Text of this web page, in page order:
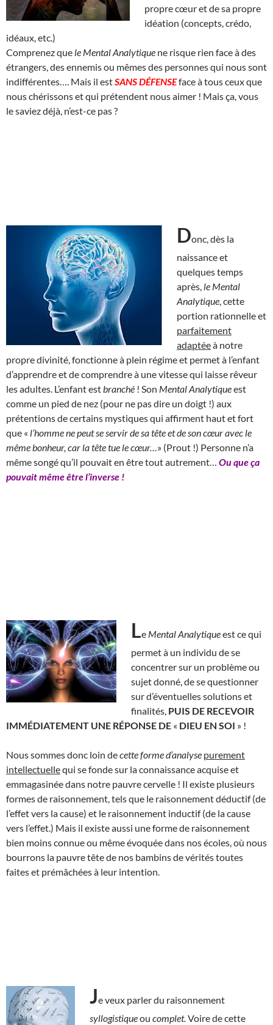
propre cœur et de sa propre
idéation (concepts, crédo,
idéaux, etc.)
Comprenez que le Mental Analytique ne risque rien face à des
étrangers, des ennemis ou mêmes des personnes qui nous sont
indifférentes…. Mais il estSANS DÉFENSEface à tous ceux que
nous chérissons et qui prétendent nous aimer ! Mais ça, vous
le saviez déjà, n’est-ce pas ?
Donc, dès la
naissance et
quelques temps
après, le Mental
Analytique , cette
portion rationnelle et
parfaitement
adaptéeà notre
propre divinité, fonctionne à plein régime et permet à l’enfant
d’apprendre et de comprendre à une vitesse qui laisse rêveur
les adultes. L’enfant est branché ! Son Mental Analytiqueest
comme un pied de nez (pour ne pas dire un doigt !) aux
prétentions de certains mystiques qui affirment haut et fort
que « l’homme ne peut se servir de sa tête et de son cœur avec le
même bonheur, car la tête tue le cœur… » (Prout !) Personne n’a
même songé qu’il pouvait en être tout autrement… Ou que ça
pouvait même être l’inverse !
Le Mental Analytiqueest ce qui
permet à un individu de se
concentrer sur un problème ou
sujet donné, de se questionner
sur d’éventuelles solutions et
finalités, PUIS DE RECEVOIR
IMMÉDIATEMENT UNE RÉPONSE DE « DIEU EN SOI » !
Nous sommes donc loin decette formed’analyse purement
intellectuellequi se fonde sur la connaissance acquise et
emmagasinée dans notre pauvre cervelle ! Il existe plusieurs
formes de raisonnement, tels que le raisonnement déductif (de
l’effet vers la cause) et le raisonnement inductif (de la cause
vers l’effet.) Mais il existe aussi une forme de raisonnement
bien moins connue ou même évoquée dans nos écoles, où nous
bourrons la pauvre tête de nos bambins de vérités toutes
faites et prémâchées à leur intention.
Je veux parler du raisonnement
syllogistiqueou complet. Voire de cette